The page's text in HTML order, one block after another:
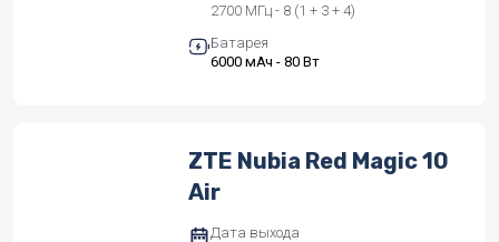
2700 МГц - 8 (1 + 3 + 4)
Батарея
6000 мАч - 80 Вт
ZTE Nubia Red Magic 10
Air
Дата выхода